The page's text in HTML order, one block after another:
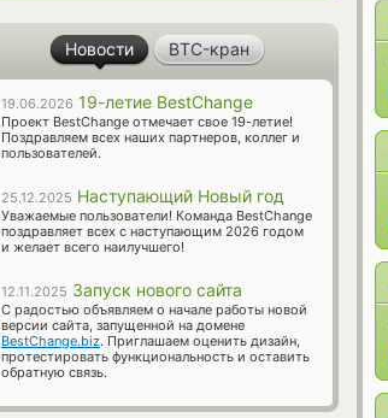
Новости BTC-кран
19.06.2026 19-летие BestChange
Проект BestChange отмечает свое 19-летие!
Поздравляем всех наших партнеров, коллег и
пользователей.
25.12.2025 Наступающий Новый год
Уважаемые пользователи! Команда BestChange
поздравляет всех с наступающим 2026 годом
и желает всего наилучшего!
12.11.2025 Запуск нового сайта
С радостью объявляем о начале работы новой
версии сайта, запущенной на домене
BestChange.biz. Приглашаем оценить дизайн,
протестировать функциональность и оставить
обратную связь.